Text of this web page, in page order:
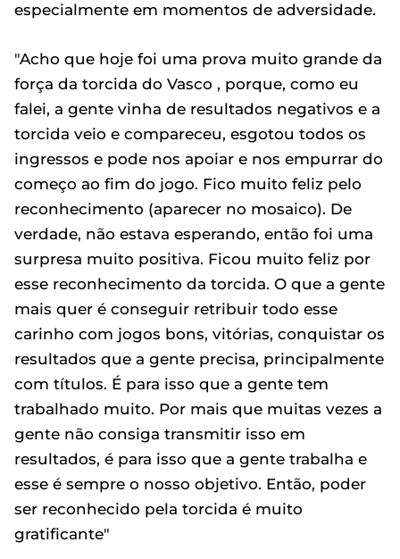
especialmente em momentos de adversidade.
"Acho que hoje foi uma prova muito grande da
força da torcida do Vasco , porque, como eu
falei, a gente vinha de resultados negativos e a
torcida veio e compareceu, esgotou todos os
ingressos e pode nos apoiar e nos empurrar do
começo ao fim do jogo. Fico muito feliz pelo
reconhecimento (aparecer no mosaico). De
verdade, não estava esperando, então foi uma
surpresa muito positiva. Ficou muito feliz por
esse reconhecimento da torcida. O que a gente
mais quer é conseguir retribuir todo esse
carinho com jogos bons, vitórias, conquistar os
resultados que a gente precisa, principalmente
com títulos. É para isso que a gente tem
trabalhado muito. Por mais que muitas vezes a
gente não consiga transmitir isso em
resultados, é para isso que a gente trabalha e
esse é sempre o nosso objetivo. Então, poder
ser reconhecido pela torcida é muito
gratificante"